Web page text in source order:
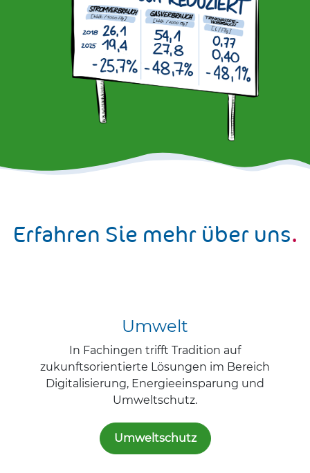
Erfahren Sie mehr über uns.
Umwelt
In Fachingen trifft Tradition auf
zukunftsorientierte Lösungen im Bereich
Digitalisierung, Energieeinsparung und
Umweltschutz.
Umweltschutz